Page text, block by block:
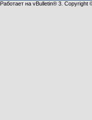
Работает на vBulletin® 3.